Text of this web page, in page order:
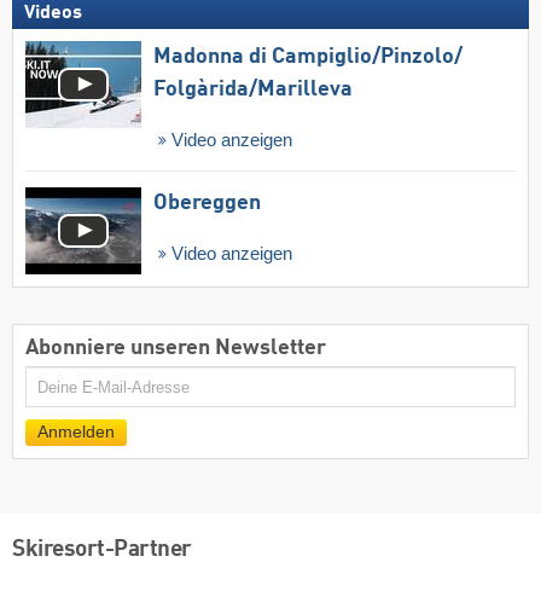
Videos
Madonna di Campiglio/​Pinzolo/​
Folgàrida/​Marilleva
Video anzeigen
Obereggen
Video anzeigen
Abonniere unseren Newsletter
E-
Mail
Anmelden
Skiresort-Partner